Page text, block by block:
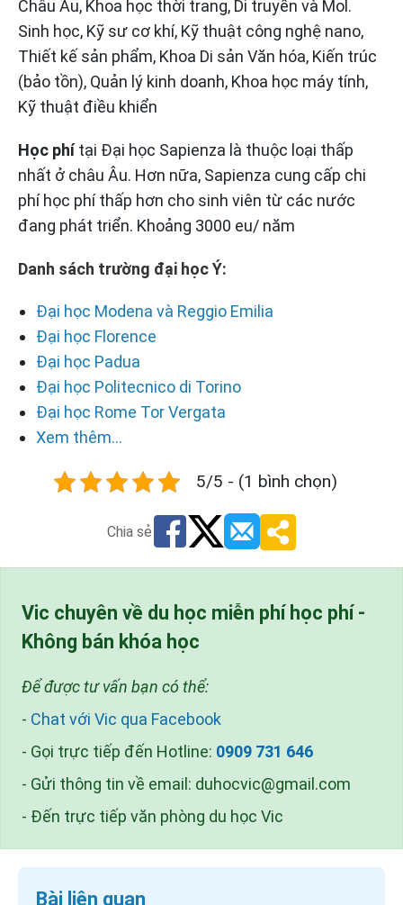
Châu Âu, Khoa học thời trang, Di truyền và Mol.
Sinh học, Kỹ sư cơ khí, Kỹ thuật công nghệ nano,
Thiết kế sản phẩm, Khoa Di sản Văn hóa, Kiến trúc
(bảo tồn), Quản lý kinh doanh, Khoa học máy tính,
Kỹ thuật điều khiển
Học phítại Đại học Sapienza là thuộc loại thấp
nhất ở châu Âu. Hơn nữa, Sapienza cung cấp chi
phí học phí thấp hơn cho sinh viên từ các nước
đang phát triển. Khoảng 3000 eu/ năm
Danh sách trường đại học Ý:
Đại học Modena và Reggio Emilia
Đại học Florence
Đại học Padua
Đại học Politecnico di Torino
Đại học Rome Tor Vergata
Xem thêm...
5/5 - (1 bình chọn)
Chia sẻ
Vic chuyên về du học miễn phí học phí -
Không bán khóa học
Để được tư vấn bạn có thể:
- Chat với Vic qua Facebook
- Gọi trực tiếp đến Hotline: 0909 731 646
- Gửi thông tin về email: duhocvic@gmail.com
- Đến trực tiếp văn phòng du học Vic
Bài liên quan